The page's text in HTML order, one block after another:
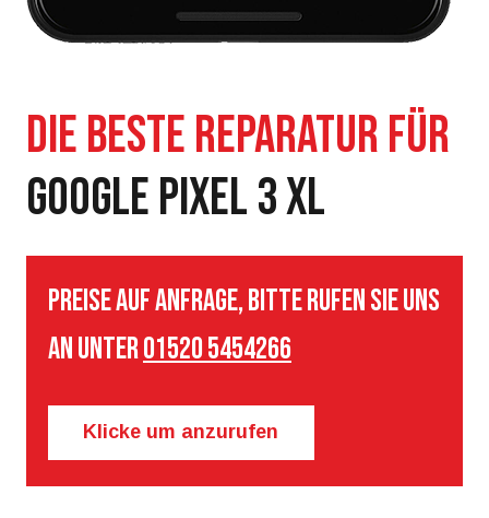
GOOGLE PIXEL 3 XL
Preise auf Anfrage, bitte rufen Sie uns
an unter01520 5454266
Klicke um anzurufen